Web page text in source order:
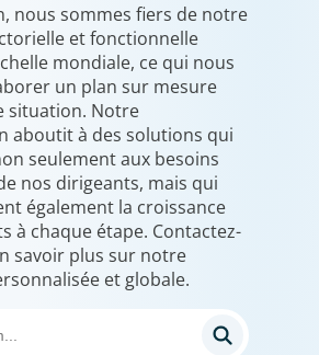
nous sommes fiers de notre
et fonctionnelle
mondiale, ce qui nous
un plan sur mesure
situation. Notre
aboutit à des solutions qui
seulement aux besoins
nos dirigeants, mais qui
également la croissance
à chaque étape. Contactez-
savoir plus sur notre
et globale.